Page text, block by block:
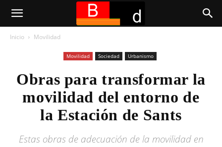
Inicio Movilidad
Movilidad Sociedad Urbanismo
Obras para transformar la
movilidad del entorno de
la Estación de Sants
Estas obras de adecuación de la movilidad en